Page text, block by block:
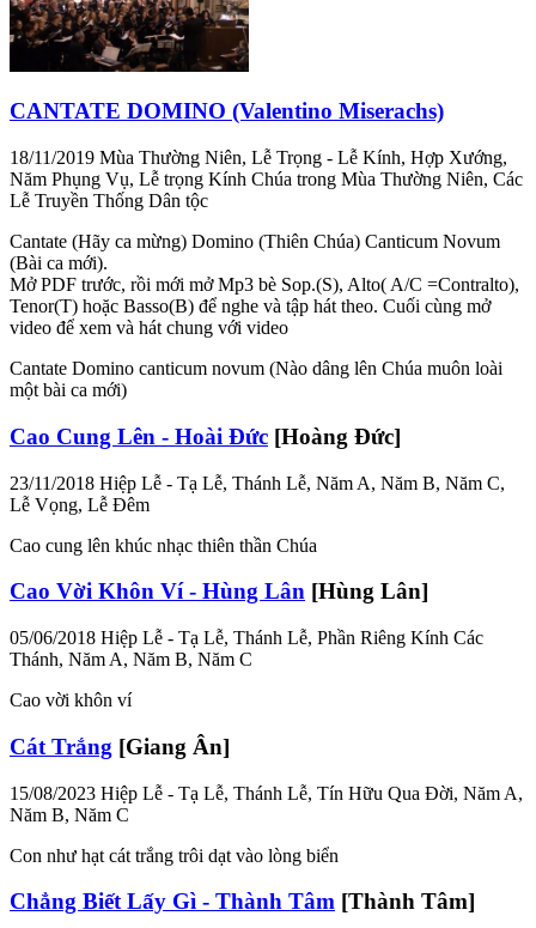
CANTATE DOMINO (Valentino Miserachs)
18/11/2019 Mùa Thường Niên, Lễ Trọng - Lễ Kính, Hợp Xướng,
Năm Phụng Vụ, Lễ trọng Kính Chúa trong Mùa Thường Niên, Các
Lễ Truyền Thống Dân tộc
Cantate (Hãy ca mừng) Domino (Thiên Chúa) Canticum Novum
(Bài ca mới).
Mở PDF trước, rồi mới mở Mp3 bè Sop.(S), Alto( A/C =Contralto),
Tenor(T) hoặc Basso(B) để nghe và tập hát theo. Cuối cùng mở
video để xem và hát chung với video
Cantate Domino canticum novum (Nào dâng lên Chúa muôn loài
một bài ca mới)
Cao Cung Lên - Hoài Đức [Hoàng Đức]
23/11/2018 Hiệp Lễ - Tạ Lễ, Thánh Lễ, Năm A, Năm B, Năm C,
Lễ Vọng, Lễ Đêm
Cao cung lên khúc nhạc thiên thần Chúa
Cao Vời Khôn Ví - Hùng Lân [Hùng Lân]
05/06/2018 Hiệp Lễ - Tạ Lễ, Thánh Lễ, Phần Riêng Kính Các
Thánh, Năm A, Năm B, Năm C
Cao vời khôn ví
Cát Trắng [Giang Ân]
15/08/2023 Hiệp Lễ - Tạ Lễ, Thánh Lễ, Tín Hữu Qua Đời, Năm A,
Năm B, Năm C
Con như hạt cát trắng trôi dạt vào lòng biển
Chẳng Biết Lấy Gì - Thành Tâm [Thành Tâm]